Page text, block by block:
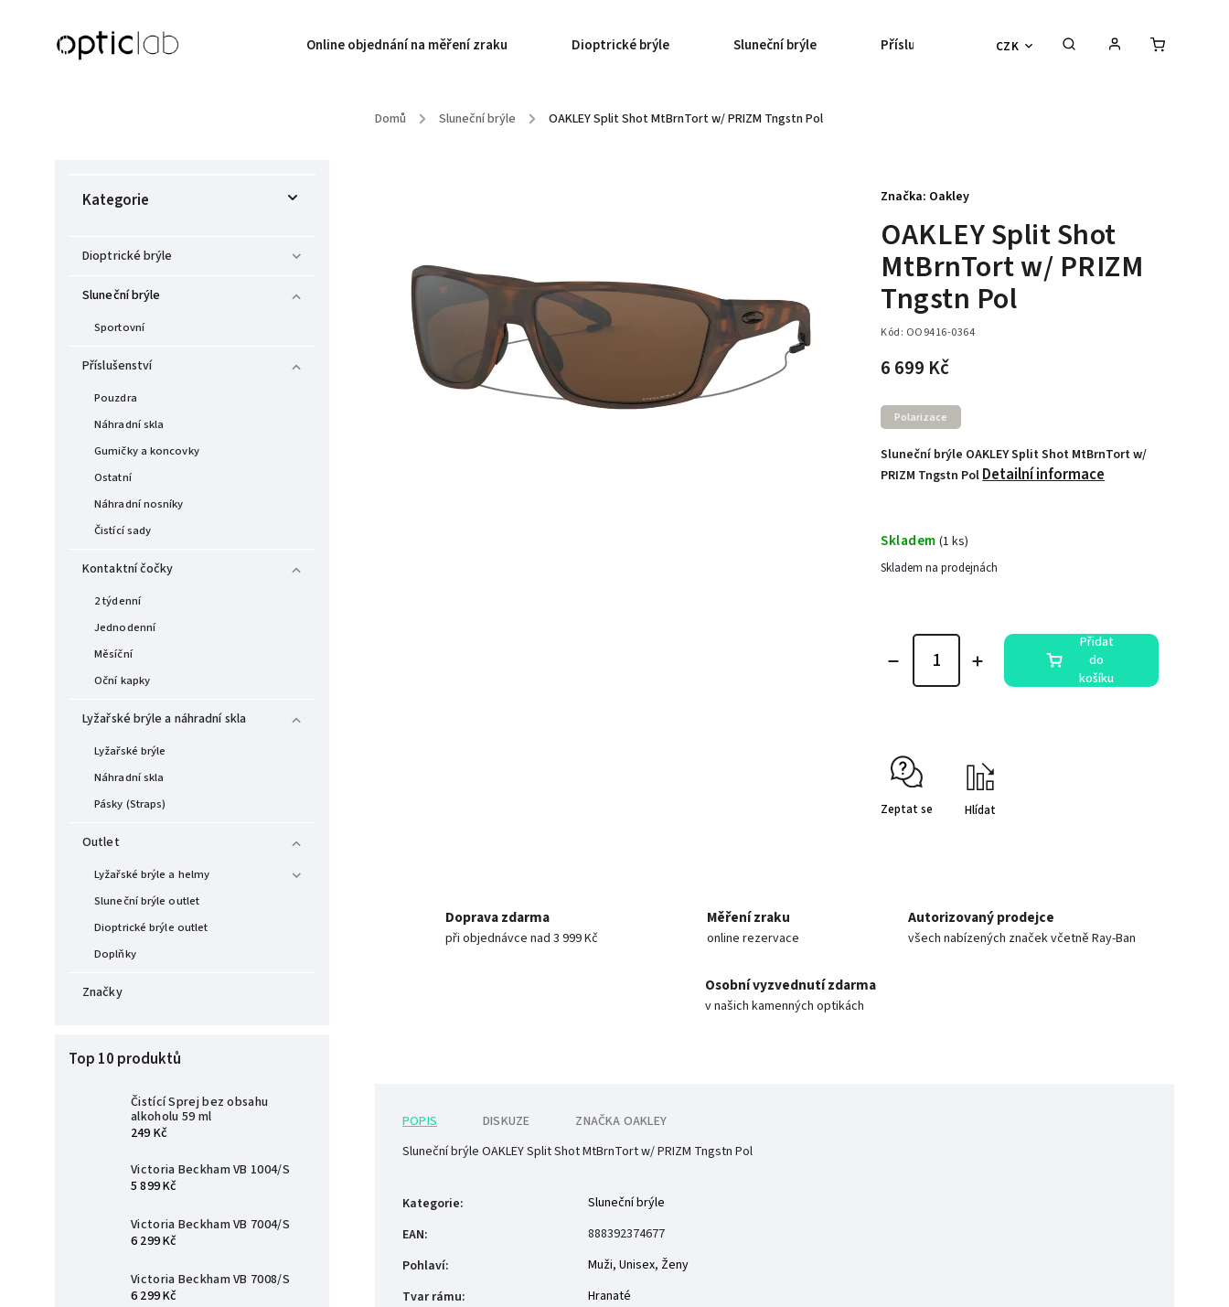
CZK
Online objednání na měření zraku Dioptrické brýle Sluneční brýle Příslušenství Kontaktní čočky
Domů / Sluneční brýle / OAKLEY Split Shot MtBrnTort w/ PRIZM Tngstn Pol
Kategorie
Dioptrické brýle
Sluneční brýle
Sportovní
Příslušenství
Pouzdra
Náhradní skla
Gumičky a koncovky
Ostatní
Náhradní nosníky
Čistící sady
Kontaktní čočky
2 týdenní
Jednodenní
Měsíční
Oční kapky
Lyžařské brýle a náhradní skla
Lyžařské brýle
Náhradní skla
Pásky (Straps)
Outlet
Lyžařské brýle a helmy
Sluneční brýle outlet
Dioptrické brýle outlet
Doplňky
Značky
Top 10 produktů
Čistící Sprej bez obsahu
alkoholu 59 ml
249 Kč
Victoria Beckham VB 1004/S
5 899 Kč
Victoria Beckham VB 7004/S
6 299 Kč
Victoria Beckham VB 7008/S
6 299 Kč
OAKLEY Split Shot
MtBrnTort w/ PRIZM
Tngstn Pol
Kód: OO9416-0364
6 699 Kč
Sluneční brýle OAKLEY Split Shot MtBrnTort w/
PRIZM Tngstn PolDetailní informace
Polarizace
Značka: Oakley
Skladem (1 ks)
Skladem na prodejnách
Přidat
do
košíku
Zeptat se Hlídat
Doprava zdarma
při objednávce nad 3 999 Kč
Měření zraku
online rezervace
Autorizovaný prodejce
všech nabízených značek včetně Ray-Ban
Osobní vyzvednutí zdarma
v našich kamenných optikách
POPIS DISKUZE ZNAČKA OAKLEY
Sluneční brýle OAKLEY Split Shot MtBrnTort w/ PRIZM Tngstn Pol
Kategorie:
Sluneční brýle
EAN:
888392374677
Pohlaví: Muži, Unisex, Ženy
Tvar rámu:
Hranaté